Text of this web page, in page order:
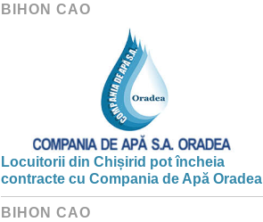
BIHON CAO
Locuitorii din Chișirid pot încheia
contracte cu Compania de Apă Oradea
BIHON CAO